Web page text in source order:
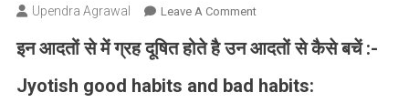
Upendra Agrawal Leave A CommentOn
Good
And
इन आदतों से में ग्रह दूषित होते है उन आदतों से कैसे बचें :-
Jyotish good habits and bad habits: